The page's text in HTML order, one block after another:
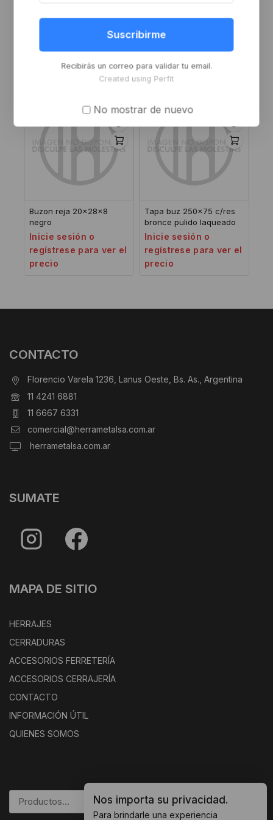
Kit divisor para baño
acero inoxidable der
regístrese para ver el
CIERRE automático H54
171MM +KIT M negro
precio
Buzon reja 20x28x8
negro
Inicie sesión o
regístrese para ver el
precio
Tapa buz 250×75 c/res
bronce pulido laqueado
Inicie sesión o
regístrese para ver el
precio
CONTACTO
Florencio Varela 1236, Lanus Oeste, Bs. As., Argentina
11 4241 6881
11 6667 6331
comercial@herrametalsa.com.ar
herrametalsa.com.ar
SUMATE
MAPA DE SITIO
HERRAJES
CERRADURAS
ACCESORIOS FERRETERÍA
ACCESORIOS CERRAJERÍA
CONTACTO
INFORMACIÓN ÚTIL
QUIENES SOMOS
BUSCAR
Suscribirme
Recibirás un correo para validar tu email.
Created using Perfit
No mostrar de nuevo
Nos importa su privacidad.
Para brindarle una experiencia